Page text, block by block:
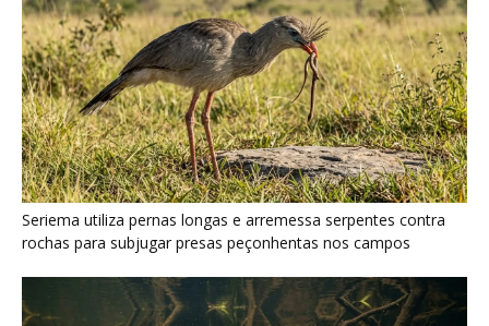
Poraquê sincroniza descargas elétricas em grupo para
amplificar campo elétrico e atordoar cardumes de peixes
maiores na Amazônia